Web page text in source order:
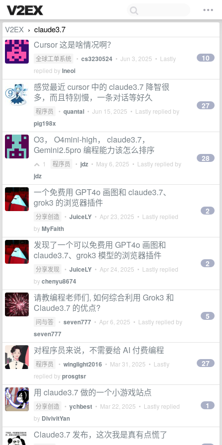
V2EX › claude3.7
Cursor 这是啥情况啊？
全球工单系统 • cs3230524 • Jun 3, 2025 • Lastly
replied bylneoi
10
感觉最近 cursor 中的 claude3.7 降智很
多，而且特别慢，一条对话等好久
程序员 • quantal • Jun 15, 2025 • Lastly replied by
pig198x
27
O3， O4mini-high， claude3.7，
Gemini2.5pro 编程能力该怎么排序
1 程序员 • jdz • May 6, 2025 • Lastly replied by
jdz
28
一个免费用 GPT4o 画图和 claude3.7、
grok3 的浏览器插件
分享创造 • JuiceLY • Apr 23, 2025 • Lastly replied
byMyFaith
2
发现了一个可以免费用 GPT4o 画图和
claude3.7、grok3 模型的浏览器插件
分享发现 • JuiceLY • Apr 24, 2025 • Lastly replied
bychenyu8674
2
请教编程老师们, 如何综合利用 Grok3 和
Claude3.7 的优点?
问与答 • seven777 • Apr 6, 2025 • Lastly replied by
seven777
5
对程序员来说，不需要给 AI 付费编程
程序员 • winglight2016 • Mar 31, 2025 • Lastly
replied byprosgtsr
27
用 claude3.7 做的一个小游戏站点
分享创造 • ychbest • Mar 22, 2025 • Lastly replied
by DivivitYan
1
Claude3.7 发布，这次我是真有点慌了